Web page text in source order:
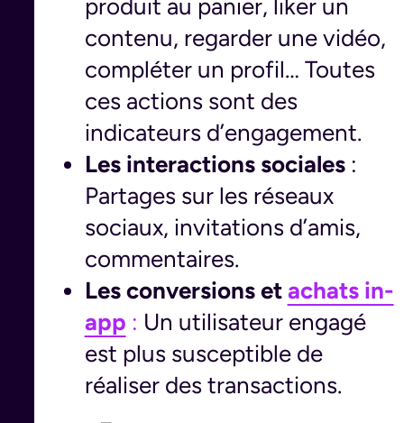
produit au panier, liker un
contenu, regarder une vidéo,
compléter un profil… Toutes
ces actions sont des
indicateurs d’engagement.
Les interactions sociales:
Partages sur les réseaux
sociaux, invitations d’amis,
commentaires.
Les conversions et achats in-
app : Un utilisateur engagé
est plus susceptible de
réaliser des transactions.